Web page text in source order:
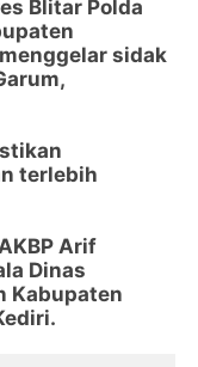
Blitar Polda
sidak
terlebih
Arif
Dinas
Kabupaten